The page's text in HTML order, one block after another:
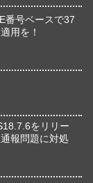
番号ベースで37
用を！
をリリー
報問題に対処